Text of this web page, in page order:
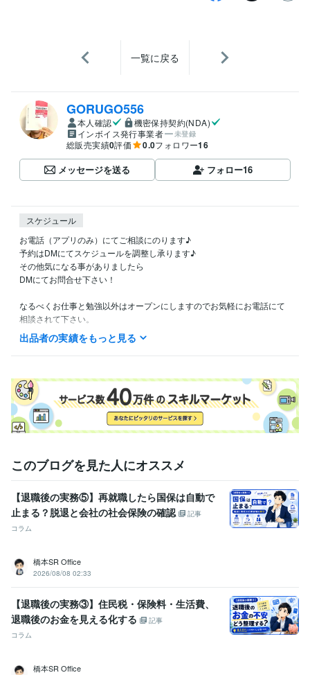
一覧に戻る
GORUGO556
本人確認
機密保持契約(NDA)
インボイス発行事業者
未登録
総販売実績0評価 0.0フォロワー16
メッセージを送る フォロー16
スケジュール
お電話（アプリのみ）にてご相談にのります♪
予約はDMにてスケジュールを調整し承ります♪
その他気になる事がありましたら
DMにてお問合せ下さい！
なるべくお仕事と勉強以外はオープンにしますのでお気軽にお電話にて
相談されて下さい。
一緒に合格を目指しましょう！
受験生の気持ちはリベンジした者が1番分かる！
資格・検定
宅建士 取得年 : 2023年
FP2級 取得年 : 2023年
悩み相談・カウンセリング
宅建 独学 寂しい 相談 勉強
出品者の実績をもっと見る
このブログを見た人にオススメ
【退職後の実務⑤】再就職したら国保は自動で
止まる？脱退と会社の社会保険の確認
記事
コラム
橋本SR Office
2026/08/08 02:33
【退職後の実務③】住民税・保険料・生活費、
退職後のお金を見える化する
記事
コラム
橋本SR Office